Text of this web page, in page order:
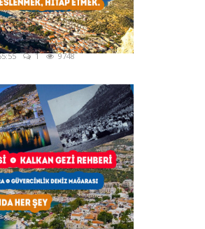
Yerel Sözlüğü - Kaş
1 9748